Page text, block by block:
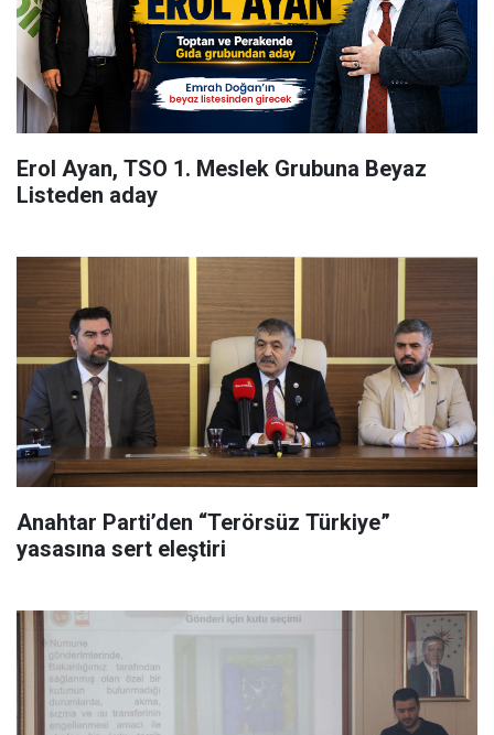
Erol Ayan, TSO 1. Meslek Grubuna Beyaz
Listeden aday
Anahtar Parti’den “Terörsüz Türkiye”
yasasına sert eleştiri